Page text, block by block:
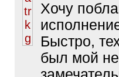
Хочу
Быстро,
был мой не